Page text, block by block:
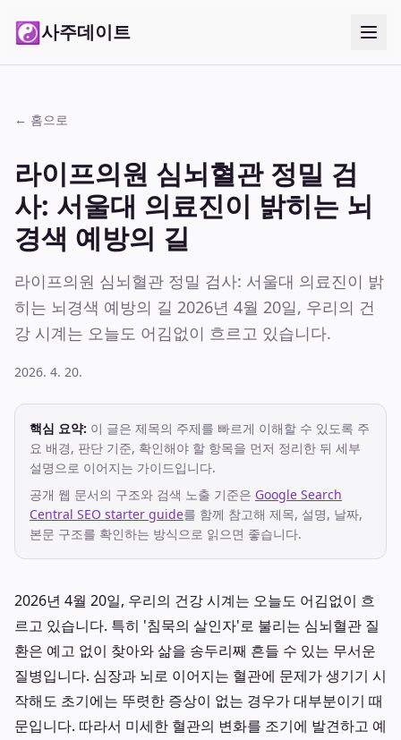
☯사주데이트
← 홈으로
라이프의원 심뇌혈관 정밀 검
사: 서울대 의료진이 밝히는 뇌
경색 예방의 길
라이프의원 심뇌혈관 정밀 검사: 서울대 의료진이 밝
히는 뇌경색 예방의 길 2026년 4월 20일, 우리의 건
강 시계는 오늘도 어김없이 흐르고 있습니다.
2026. 4. 20.
핵심 요약: 이 글은 제목의 주제를 빠르게 이해할 수 있도록 주
요 배경, 판단 기준, 확인해야 할 항목을 먼저 정리한 뒤 세부
설명으로 이어지는 가이드입니다.
공개 웹 문서의 구조와 검색 노출 기준은 Google Search
Central SEO starter guide를 함께 참고해 제목, 설명, 날짜,
본문 구조를 확인하는 방식으로 읽으면 좋습니다.
2026년 4월 20일, 우리의 건강 시계는 오늘도 어김없이 흐
르고 있습니다. 특히 '침묵의 살인자'로 불리는 심뇌혈관 질
환은 예고 없이 찾아와 삶을 송두리째 흔들 수 있는 무서운
질병입니다. 심장과 뇌로 이어지는 혈관에 문제가 생기기 시
작해도 초기에는 뚜렷한 증상이 없는 경우가 대부분이기 때
문입니다. 따라서 미세한 혈관의 변화를 조기에 발견하고 예